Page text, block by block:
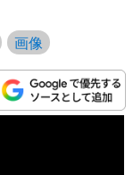
画像